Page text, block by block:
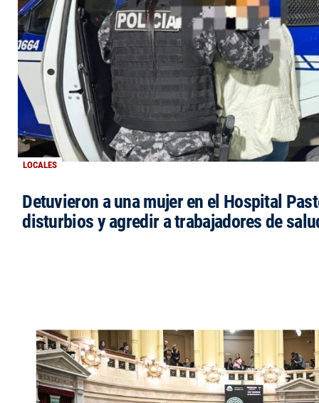
LOCALES
Detuvieron a una mujer en el Hospital
disturbios y agredir a trabajadores de